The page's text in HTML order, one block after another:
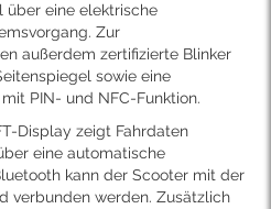
eine elektrische
Zur
außerdem zertifizierte Blinker
sowie eine
PIN- und NFC-Funktion.
Display zeigt Fahrdaten
eine automatische
kann der Scooter mit der
verbunden werden. Zusätzlich